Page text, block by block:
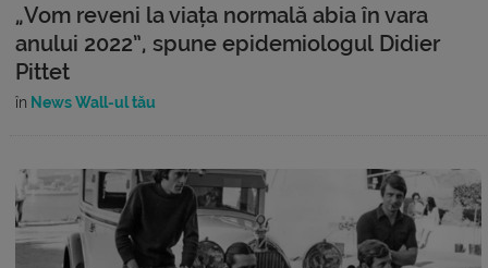
„Vom reveni la viața normală abia în vara
anului 2022”, spune epidemiologul Didier
Pittet
în News Wall-ul tău